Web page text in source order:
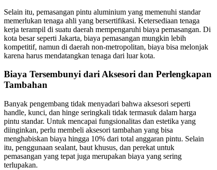
Selain itu, pemasangan pintu aluminium yang memenuhi standar
memerlukan tenaga ahli yang bersertifikasi. Ketersediaan tenaga
kerja terampil di suatu daerah mempengaruhi biaya pemasangan. Di
kota besar seperti Jakarta, biaya pemasangan mungkin lebih
kompetitif, namun di daerah non-metropolitan, biaya bisa melonjak
karena harus mendatangkan tenaga dari luar kota.
Biaya Tersembunyi dari Aksesori dan Perlengkapan
Tambahan
Banyak pengembang tidak menyadari bahwa aksesori seperti
handle, kunci, dan hinge seringkali tidak termasuk dalam harga
pintu standar. Untuk mencapai fungsionalitas dan estetika yang
diinginkan, perlu membeli aksesori tambahan yang bisa
menghabiskan biaya hingga 10% dari total anggaran pintu. Selain
itu, penggunaan sealant, baut khusus, dan perekat untuk
pemasangan yang tepat juga merupakan biaya yang sering
terlupakan.